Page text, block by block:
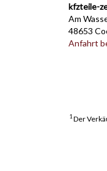
kfzteile-
Am
48653
Anfahrt
1Der